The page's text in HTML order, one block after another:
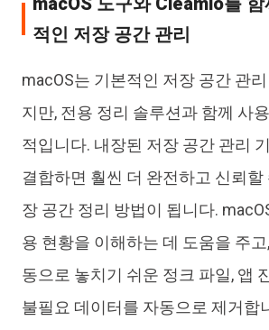
적인 저장 공간 관리
macOS는 기본적인 저장 공간 관
지만, 전용 정리 솔루션과 함께 사
적입니다. 내장된 저장 공간 관리
결합하면 훨씬 더 완전하고 신뢰할
장 공간 정리 방법이 됩니다.
용 현황을 이해하는 데 도움을 주
동으로 놓치기 쉬운 정크 파일, 앱
불필요 데이터를 자동으로 제거합